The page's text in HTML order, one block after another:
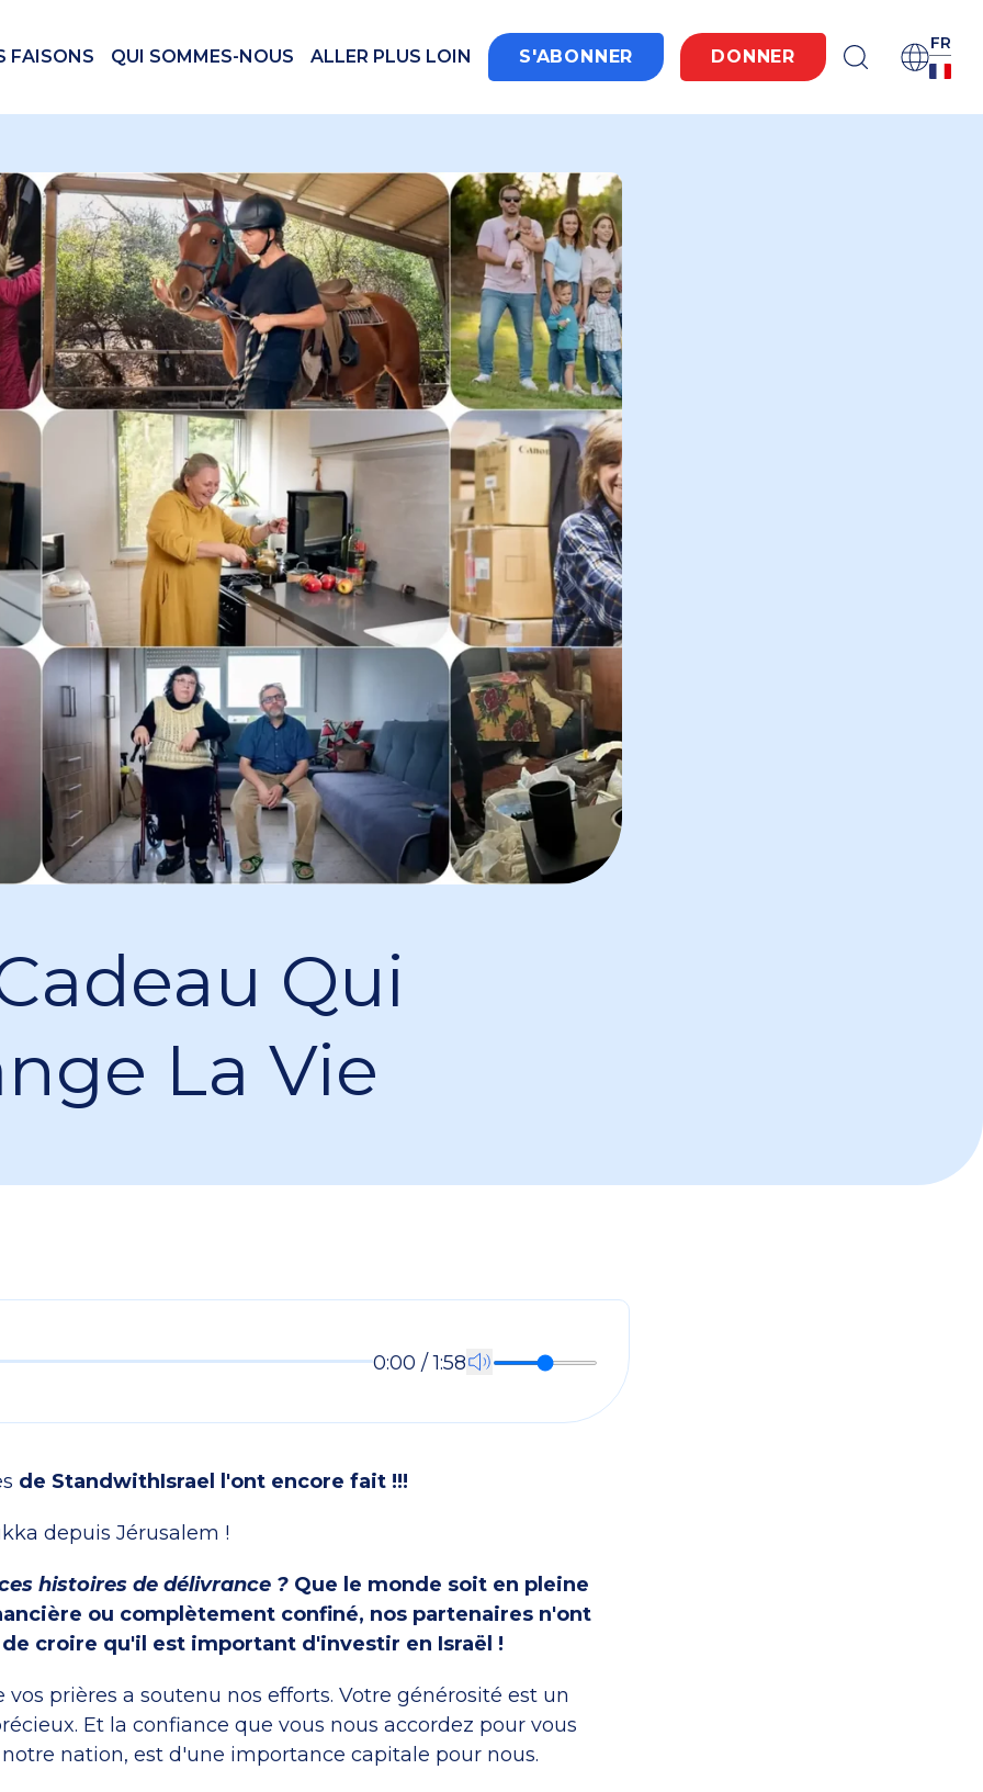
FAISONS QUI SOMMES-NOUS ALLER PLUS LOIN S'ABONNER DONNER
FR
Qui
La Vie
0:00 / 1:58
de StandwithIsrael l'ont encore fait !!!
depuis Jérusalem !
histoires de délivrance ? Que le monde soit en pleine
ou complètement confiné, nos partenaires n'ont
croire qu'il est important d'investir en Israël !
vos prières a soutenu nos efforts. Votre générosité est un
Et la confiance que vous nous accordez pour vous
nation, est d'une importance capitale pour nous.